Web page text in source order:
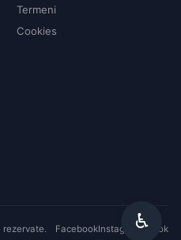
Termeni
Cookies
FacebookInstagramTikTok
♿︎